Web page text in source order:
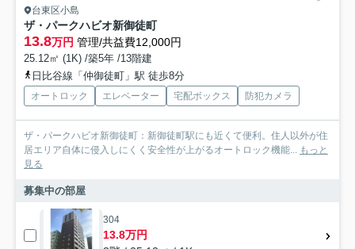
台東区小島
ザ・パークハビオ新御徒町
13.8万円 管理/共益費12,000円
25.12㎡ (1K) /築5年 /13階建
日比谷線「仲御徒町」駅 徒歩8分
オートロック エレベーター 宅配ボックス 防犯カメラ
ザ・パークハビオ新御徒町：新御徒町駅にも近くて便利。住人以外が住
居エリア自体に侵入しにくく安全性が上がるオートロック機能... もっと
見る
募集中の部屋
304
13.8万円